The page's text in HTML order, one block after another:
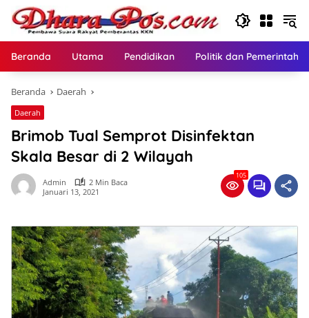
Langsung
konten
Beranda Utama Pendidikan Politik dan
Beranda Daerah
Daerah
Brimob Tual Semprot Disinfektan
Skala Besar di 2 Wilayah
Admin
2 Min Baca
Januari 13, 2021
105